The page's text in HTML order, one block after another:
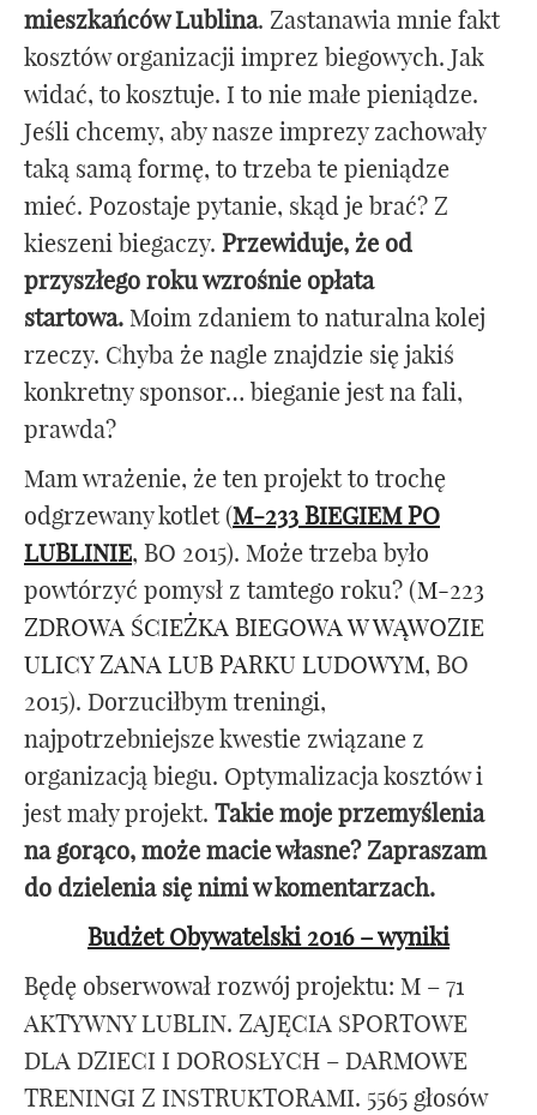
mieszkańców Lublina. Zastanawia mnie fakt
kosztów organizacji imprez biegowych. Jak
widać, to kosztuje. I to nie małe pieniądze.
Jeśli chcemy, aby nasze imprezy zachowały
taką samą formę, to trzeba te pieniądze
mieć. Pozostaje pytanie, skąd je brać? Z
kieszeni biegaczy. Przewiduje, że od
przyszłego roku wzrośnie opłata
startowa. Moim zdaniem to naturalna kolej
rzeczy. Chyba że nagle znajdzie się jakiś
konkretny sponsor… bieganie jest na fali,
prawda?
Mam wrażenie, że ten projekt to trochę
odgrzewany kotlet (M-233 BIEGIEM PO
LUBLINIE, BO 2015). Może trzeba było
powtórzyć pomysł z tamtego roku? (M-223
ZDROWA ŚCIEŻKA BIEGOWA W WĄWOZIE
ULICY ZANA LUB PARKU LUDOWYM, BO
2015). Dorzuciłbym treningi,
najpotrzebniejsze kwestie związane z
organizacją biegu. Optymalizacja kosztów i
jest mały projekt. Takie moje przemyślenia
na gorąco, może macie własne? Zapraszam
do dzielenia się nimi w komentarzach.
Budżet Obywatelski 2016 – wyniki
Będę obserwował rozwój projektu: M – 71
AKTYWNY LUBLIN. ZAJĘCIA SPORTOWE
DLA DZIECI I DOROSŁYCH – DARMOWE
TRENINGI Z INSTRUKTORAMI. 5565 głosów